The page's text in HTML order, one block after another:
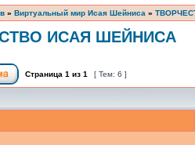
» Виртуальный мир Исая Шейниса »
ИСАЯ ШЕЙНИСА
Страница 1 из 1 [ Тем: 6 ]